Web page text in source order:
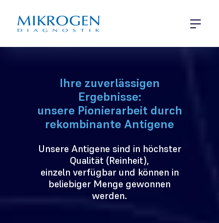
Infektionsdiagnostik
Menü
Ihre zuverlässigen
Ergebnisse:
unsere Pionierarbeit durch
rekombinante Antigene
Unsere Antigene sind in höchster
Qualität (Reinheit),
einzeln verfügbar und können in
beliebiger Menge gewonnen
werden.